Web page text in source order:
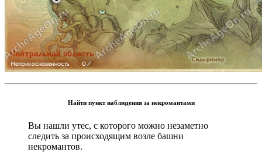
Найти пункт наблюдения за некромантами
Вы нашли утес, с которого можно незаметно
следить за происходящим возле башни
некромантов.